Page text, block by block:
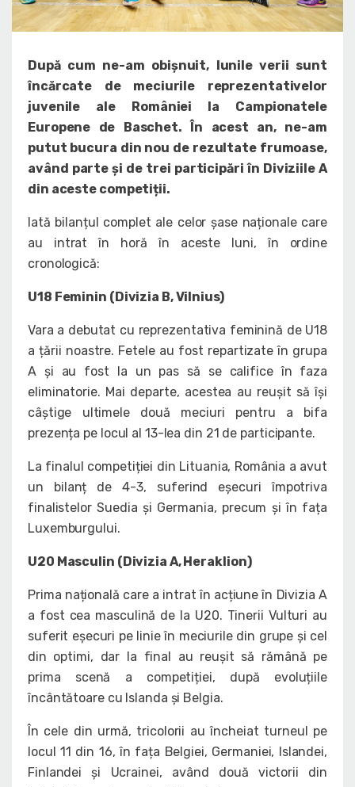
După cum ne-am obișnuit, lunile verii sunt
încărcate de meciurile reprezentativelor
juvenile ale României la Campionatele
Europene de Baschet. În acest an, ne-am
putut bucura din nou de rezultate frumoase,
având parte și de trei participări în Diviziile A
din aceste competiții.
Iată bilanțul complet ale celor șase naționale care
au intrat în horă în aceste luni, în ordine
cronologică:
U18 Feminin (Divizia B, Vilnius)
Vara a debutat cu reprezentativa feminină de U18
a țării noastre. Fetele au fost repartizate în grupa
A și au fost la un pas să se califice în faza
eliminatorie. Mai departe, acestea au reușit să își
câștige ultimele două meciuri pentru a bifa
prezența pe locul al 13-lea din 21 de participante.
La finalul competiției din Lituania, România a avut
un bilanț de 4-3, suferind eșecuri împotriva
finalistelor Suedia și Germania, precum și în fața
Luxemburgului.
U20 Masculin (Divizia A, Heraklion)
Prima națională care a intrat în acțiune în Divizia A
a fost cea masculină de la U20. Tinerii Vulturi au
suferit eșecuri pe linie în meciurile din grupe și cel
din optimi, dar la final au reușit să rămână pe
prima scenă a competiției, după evoluțiile
încântătoare cu Islanda și Belgia.
În cele din urmă, tricolorii au încheiat turneul pe
locul 11 din 16, în fața Belgiei, Germaniei, Islandei,
Finlandei și Ucrainei, având două victorii din